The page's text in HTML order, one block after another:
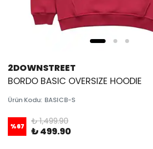
2DOWNSTREET
BORDO BASIC OVERSIZE HOODIE
Ürün Kodu: BASICB-S
%67 ₺ 1,499.90
₺ 499.90